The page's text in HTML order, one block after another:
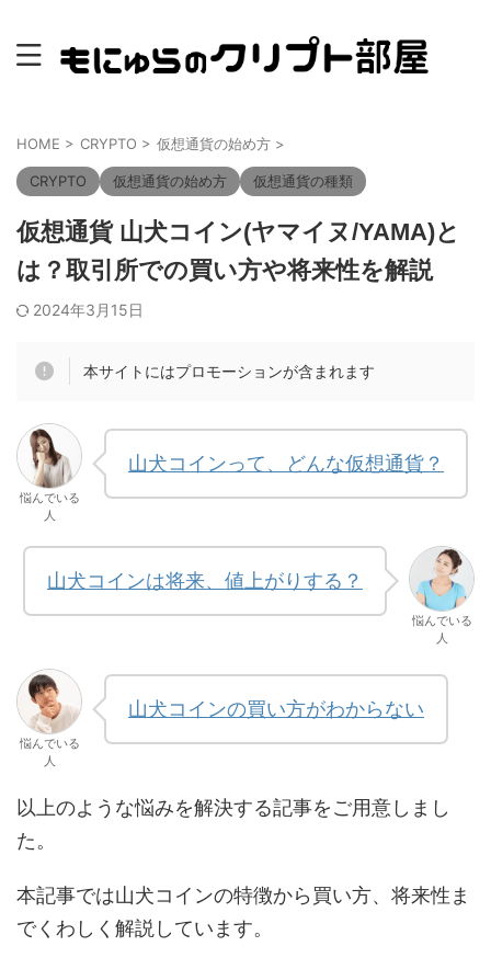
HOME > CRYPTO > 仮想通貨の始め方 >
CRYPTO 仮想通貨の始め方 仮想通貨の種類
仮想通貨 山犬コイン(ヤマイヌ/YAMA)と
は？取引所での買い方や将来性を解説
2024年3月15日
本サイトにはプロモーションが含まれます
悩んでいる
人
山犬コインって、どんな仮想通貨？
山犬コインは将来、値上がりする？
悩んでいる
人
悩んでいる
人
山犬コインの買い方がわからない
以上のような悩みを解決する記事をご用意しまし
た。
本記事では山犬コインの特徴から買い方、将来性ま
でくわしく解説しています。